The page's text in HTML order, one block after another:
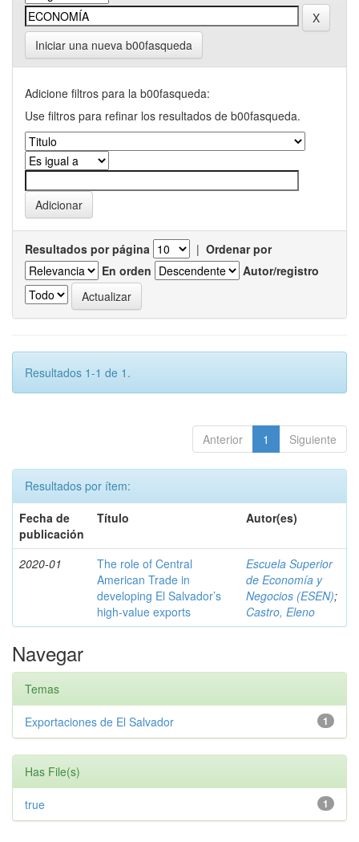
Iniciar una nueva b00fasqueda
Adicione filtros para la b00fasqueda:
Use filtros para refinar los resultados de b00fasqueda.
Resultados por página | Ordenar por
En orden
Autor/registro
Resultados 1-1 de 1.
Anterior 1 Siguiente
Resultados por ítem:
Fecha de
publicación
Título Autor(es)
2020-01
The role of Central
American Trade in
developing El Salvador’s
high-value exports
Escuela Superior
de Economía y
Negocios (ESEN);
Castro, Eleno
Navegar
Temas
1
Exportaciones de El Salvador
Has File(s)
1
true